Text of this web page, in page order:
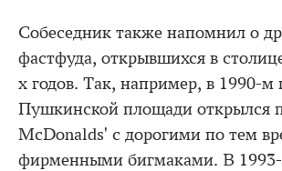
Собеседник также напомнил о
фастфуда, открывшихся в
х годов. Так, например, в 1990-м
Пушкинской площади открылся
McDonalds' с дорогими по тем
фирменными бигмаками. В